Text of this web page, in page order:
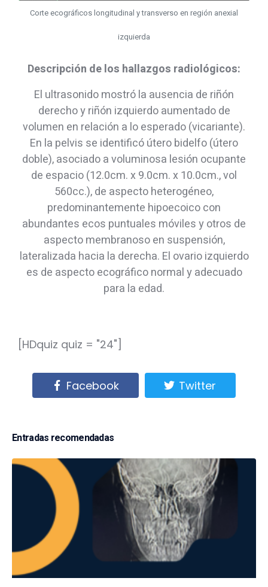
Corte ecográficos longitudinal y transverso en región anexial
izquierda
Descripción de los hallazgos radiológicos:
El ultrasonido mostró la ausencia de riñón
derecho y riñón izquierdo aumentado de
volumen en relación a lo esperado (vicariante).
En la pelvis se identificó útero bidelfo (útero
doble), asociado a voluminosa lesión ocupante
de espacio (12.0cm. x 9.0cm. x 10.0cm., vol
560cc.), de aspecto heterogéneo,
predominantemente hipoecoico con
abundantes ecos puntuales móviles y otros de
aspecto membranoso en suspensión,
lateralizada hacia la derecha. El ovario izquierdo
es de aspecto ecográfico normal y adecuado
para la edad.
[HDquiz quiz = "24"]
Facebook Twitter
Entradas recomendadas